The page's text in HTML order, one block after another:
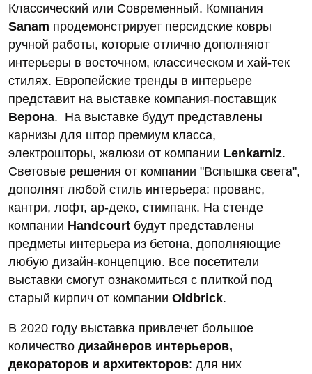
Классический или Современный. Компания
Sanam продемонстрирует персидские ковры
ручной работы, которые отлично дополняют
интерьеры в восточном, классическом и хай-тек
стилях. Европейские тренды в интерьере
представит на выставке компания-поставщик
Верона. На выставке будут представлены
карнизы для штор премиум класса,
электрошторы, жалюзи от компании Lenkarniz.
Световые решения от компании "Вспышка света",
дополнят любой стиль интерьера: прованс,
кантри, лофт, ар-деко, стимпанк. На стенде
компании Handcourt будут представлены
предметы интерьера из бетона, дополняющие
любую дизайн-концепцию. Все посетители
выставки смогут ознакомиться с плиткой под
старый кирпич от компании Oldbrick.
В 2020 году выставка привлечет большое
количество дизайнеров интерьеров,
декораторов и архитекторов: для них